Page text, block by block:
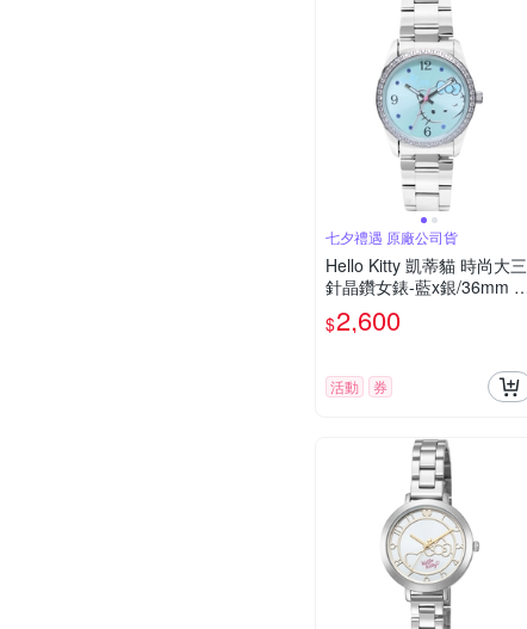
七夕禮遇 原廠公司貨
Hello Kitty 凱蒂貓 時尚大三
針晶鑽女錶-藍x銀/36mm L
K691LWNA 七夕寵愛季 送
禮推薦
$2,600
活動 券